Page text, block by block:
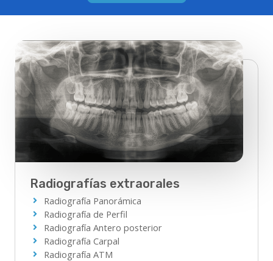
Radiografías extraorales
Radiografía Panorámica
Radiografía de Perfil
Radiografía Antero posterior
Radiografía Carpal
Radiografía ATM